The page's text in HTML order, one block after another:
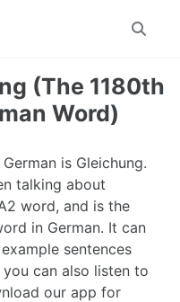
Toggle
(The 1180th
Word)
is Gleichung.
talking about
word, and is the
in German. It can
sentences
can also listen to
our app for